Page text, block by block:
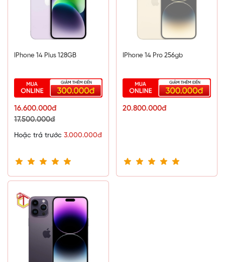
IPhone 14 Plus 128GB
16.600.000đ
17.500.000đ
Hoặc trả trước 3.000.000đ
IPhone 14 Pro 256gb
20.800.000đ